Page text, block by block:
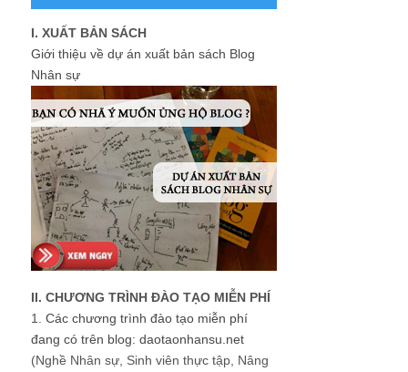
I. XUẤT BẢN SÁCH
Giới thiệu về dự án xuất bản sách Blog
Nhân sự
II. CHƯƠNG TRÌNH ĐÀO TẠO MIỄN PHÍ
1. Các chương trình đào tạo miễn phí
đang có trên blog: daotaonhansu.net
(Nghề Nhân sự, Sinh viên thực tập, Nâng